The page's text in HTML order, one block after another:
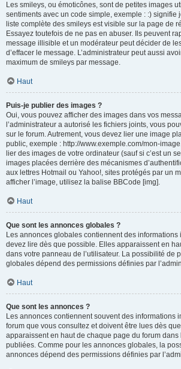
Les smileys, ou émoticônes, sont de petites images
sentiments avec un code simple, exemple : :) signifie
liste complète des smileys est visible sur la page de
Essayez toutefois de ne pas en abuser. Ils peuvent
message illisible et un modérateur peut décider de
d’effacer le message. L’administrateur peut aussi
maximum de smileys par message.
Haut
Puis-je publier des images ?
Oui, vous pouvez afficher des images dans vos
l’administrateur a autorisé les fichiers joints, vous
sur le forum. Autrement, vous devez lier une image
public, exemple : http://www.exemple.com/mon-
lier des images de votre ordinateur (sauf si c’est un
images placées derrière des mécanismes
aux lettres Hotmail ou Yahoo!, sites protégés par un
afficher l’image, utilisez la balise BBCode [img].
Haut
Que sont les annonces globales ?
Les annonces globales contiennent des informations
devez lire dès que possible. Elles apparaissent en
dans votre panneau de l’utilisateur. La possibilité de
globales dépend des permissions définies par
Haut
Que sont les annonces ?
Les annonces contiennent souvent des informations
forum que vous consultez et doivent être lues dès
apparaissent en haut de chaque page du forum
publiées. Comme pour les annonces globales, la
annonces dépend des permissions définies par